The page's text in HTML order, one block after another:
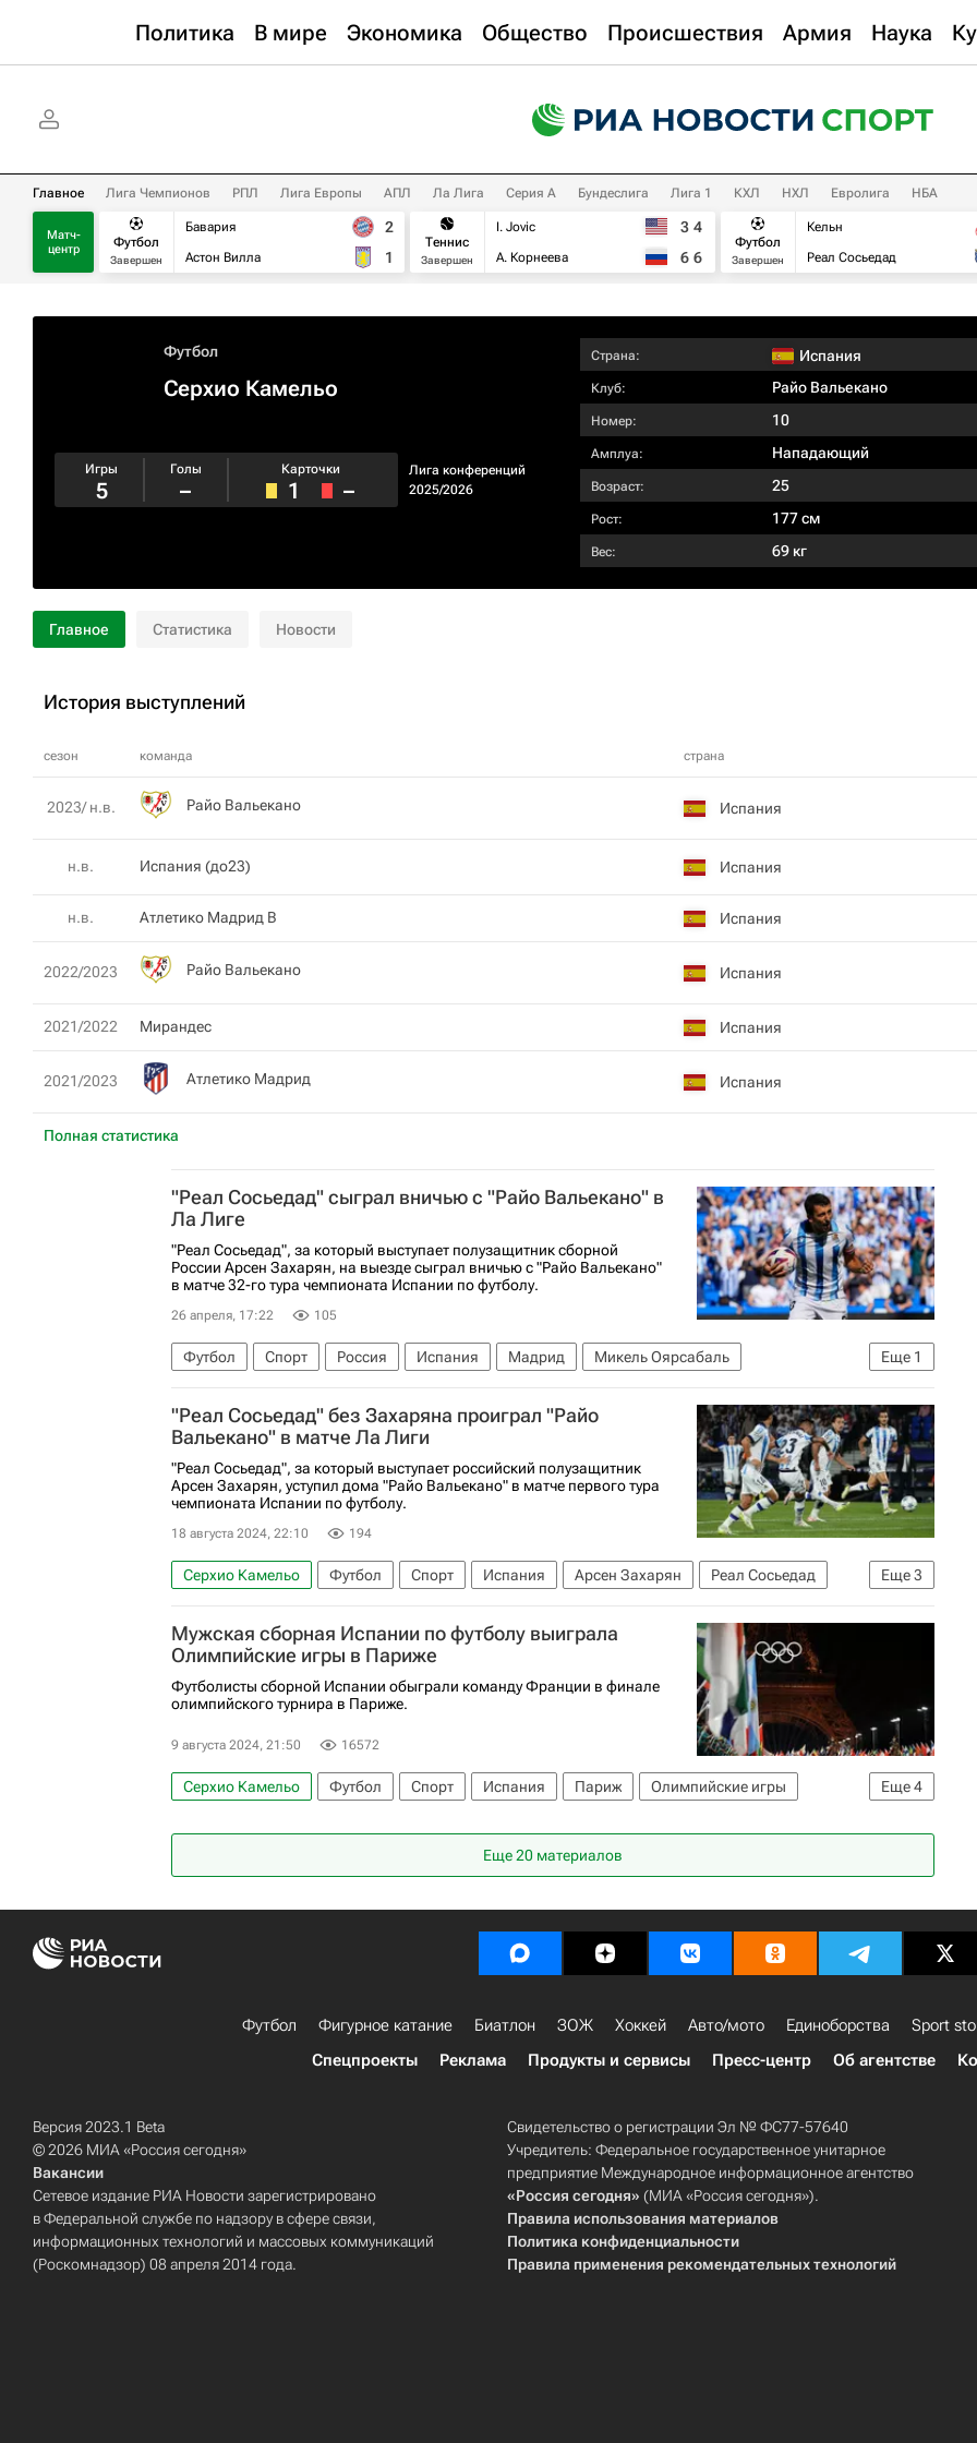
Политика В мире Экономика Общество Происшествия Армия Наука
Главное Лига Чемпионов РПЛ Лига Европы АПЛ Ла Лига Серия А Бундеслига Лига 1 КХЛ НХЛ Евролига НБА
Матч-
центр
Футбол
Завершен
Бавария
Астон Вилла
2
1
Теннис
Завершен
I. Jovic
А. Корнеева
3 4
6 6
Футбол
Завершен
Кельн
Реал Сосьедад
Футбол
Серхио Камельо
Лига конференций
2025/2026
Игры
5
Голы
–
Карточки
1 –
Страна: Испания
Клуб: Райо Вальекано
Номер: 10
Амплуа: Нападающий
Возраст: 25
Рост: 177 см
Вес: 69 кг
Главное Статистика Новости
История выступлений
сезон команда страна
Полная статистика
2023/ н.в. Райо Вальекано Испания
н.в. Испания (до23) Испания
н.в. Атлетико Мадрид В Испания
2022/2023 Райо Вальекано Испания
2021/2022 Мирандес Испания
2021/2023 Атлетико Мадрид Испания
"Реал Сосьедад" сыграл вничью с "Райо Вальекано" в
Ла Лиге
"Реал Сосьедад", за который выступает полузащитник сборной
России Арсен Захарян, на выезде сыграл вничью с "Райо Вальекано"
в матче 32-го тура чемпионата Испании по футболу.
26 апреля, 17:22 105
Еще 1
Футбол Спорт Россия Испания Мадрид
Микель Оярсабаль
Чемпионат Испании по футболу
"Реал Сосьедад" без Захаряна проиграл "Райо
Вальекано" в матче Ла Лиги
"Реал Сосьедад", за который выступает российский полузащитник
Арсен Захарян, уступил дома "Райо Вальекано" в матче первого тура
чемпионата Испании по футболу.
18 августа 2024, 22:10 194
Еще3
Серхио Камельо Футбол Спорт Испания Арсен Захарян
Реал Сосьедад
Хорхе де Фрутос
Райо Вальекано Эспаньол
Мужская сборная Испании по футболу выиграла
Олимпийские игры в Париже
Футболисты сборной Испании обыграли команду Франции в финале
олимпийского турнира в Париже.
9 августа 2024, 21:50 16572
Еще4
Серхио Камельо Футбол Спорт Испания Париж
Олимпийские игры
Еще 20 материалов
Футбол Фигурное катание Биатлон ЗОЖ Хоккей Авто/мото Единоборства
Sport
Спецпроекты
Реклама Продукты и сервисы Пресс-центр Об агентстве
Версия 2023.1 Beta
© 2026 МИА «Россия сегодня»
Вакансии
Сетевое издание РИА Новости зарегистрировано
в Федеральной службе по надзору в сфере связи,
информационных технологий и массовых коммуникаций
(Роскомнадзор) 08 апреля 2014 года.
Свидетельство о регистрации Эл № ФС77-57640
Учредитель: Федеральное государственное унитарное
предприятие Международное информационное агентство
«Россия сегодня» (МИА «Россия сегодня»).
Правила использования материалов
Политика конфиденциальности
Правила применения рекомендательных технологий